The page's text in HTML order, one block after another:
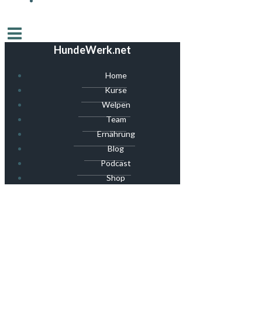
HundeWerk.net
Home
Kurse
Welpen
Team
Ernährung
Blog
Podcast
Shop